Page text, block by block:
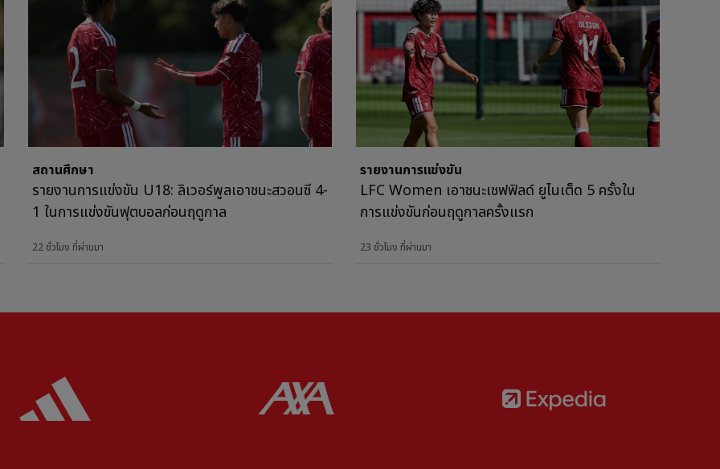
สถานศึกษา
รายงานการแข่งขัน U18: ลิเวอร์พูลเอาชนะสวอนซี 4-
1 ในการแข่งขันฟุตบอลก่อนฤดูกาล
22 ชั่วโมง ที่ผ่านมา
รายงานการแข่งขัน
LFC Women เอาชนะเชฟฟิลด์ ยูไนเต็ด 5 ครั้งใน
การแข่งขันก่อนฤดูกาลครั้งแรก
23 ชั่วโมง ที่ผ่านมา